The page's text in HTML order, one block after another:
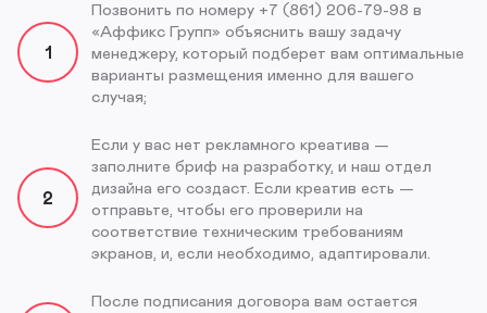
1
Позвонить по номеру +7 (861) 206-79-98 в
«Аффикс Групп» объяснить вашу задачу
менеджеру, который подберет вам оптимальные
варианты размещения именно для вашего
случая;
2
Если у вас нет рекламного креатива —
заполните бриф на разработку, и наш отдел
дизайна его создаст. Если креатив есть —
отправьте, чтобы его проверили на
соответствие техническим требованиям
экранов, и, если необходимо, адаптировали.
После подписания договора вам остается